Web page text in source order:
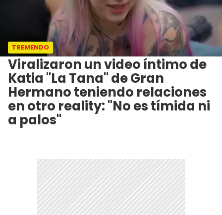
TREMENDO
Viralizaron un video íntimo de
Katia "La Tana" de Gran
Hermano teniendo relaciones
en otro reality: "No es tímida ni
a palos"